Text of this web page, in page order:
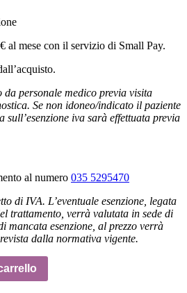
al mese con il servizio di Small Pay.
personale medico previa visita
Se non idoneo/indicato il paziente
iva sarà effettuata previa
al numero 035 5295470
di IVA. L’eventuale esenzione, legata
trattamento, verrà valutata in sede di
mancata esenzione, al prezzo verrà
dalla normativa vigente.